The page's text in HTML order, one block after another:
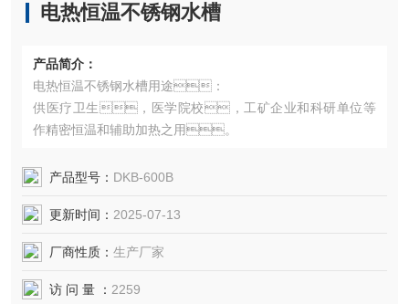
电热恒温不锈钢水槽
产品简介：
电热恒温不锈钢水槽用途：
供医疗卫生，医学院校，工矿企业和科研单位等
作精密恒温和辅助加热之用。
产品型号： DKB-600B
更新时间： 2025-07-13
厂商性质： 生产厂家
访 问 量 ： 2259